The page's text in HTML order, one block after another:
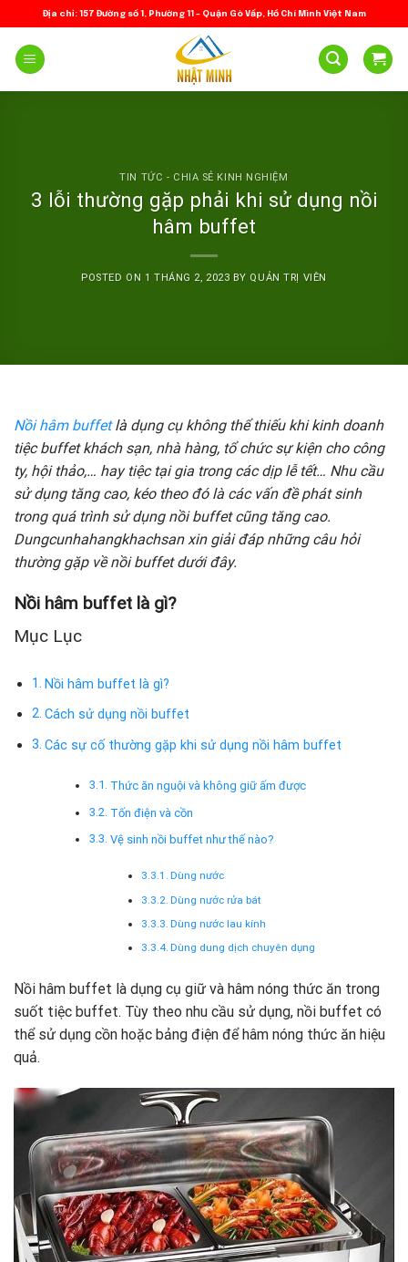
to
content
Địa chỉ: 157 Đường số 1, Phường 11 – Quận Gò Vấp, Hồ Chí Minh Việt Nam
TIN TỨC - CHIA SẺ KINH NGHIỆM
3 lỗi thường gặp phải khi sử dụng nồi
hâm buffet
POSTED ON 1 THÁNG 2, 2023 BY QUẢN TRỊ VIÊN
Nồi hâm buffetlà dụng cụ không thể thiếu khi kinh doanh
tiệc buffet khách sạn, nhà hàng, tổ chức sự kiện cho công
ty, hội thảo,… hay tiệc tại gia trong các dịp lễ tết… Nhu cầu
sử dụng tăng cao, kéo theo đó là các vấn đề phát sinh
trong quá trình sử dụng nồi buffet cũng tăng cao.
Dungcunhahangkhachsan xin giải đáp những câu hỏi
thường gặp về nồi buffet dưới đây.
Nồi hâm buffet là gì?
Mục Lục
Nồi hâm buffet là gì?
Cách sử dụng nồi buffet
Các sự cố thường gặp khi sử dụng nồi hâm buffet
Thức ăn nguội và không giữ ấm được
Tốn điện và cồn
Vệ sinh nồi buffet như thế nào?
Dùng nước
Dùng nước rửa bát
Dùng nước lau kính
Dùng dung dịch chuyên dụng
Nồi hâm buffet là dụng cụ giữ và hâm nóng thức ăn trong
suốt tiệc buffet. Tùy theo nhu cầu sử dụng, nồi buffet có
thể sử dụng cồn hoặc bảng điện để hâm nóng thức ăn hiệu
quả.